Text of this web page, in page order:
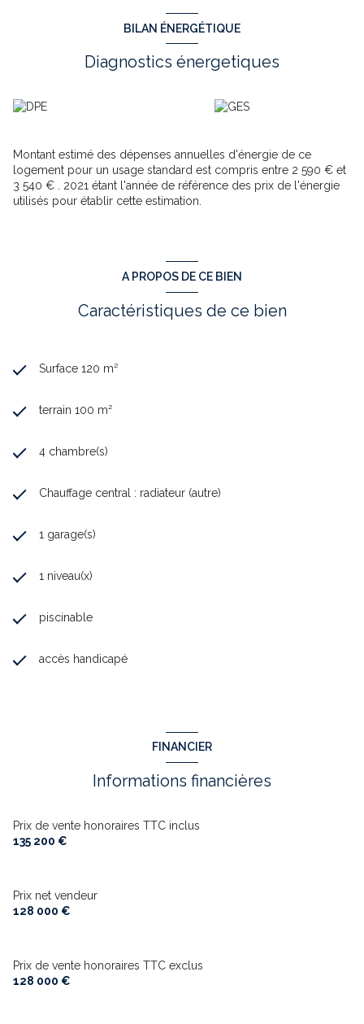
Les informations sur les risques auxquels
ce bien est exposé sont disponibles sur le
site Géorisques :www.georisques.gouv.f
https://www.tower-immobilier.fr/8953-augignac-maison-de-
Les informations sur les risques auxquels ce bien est exposé
sont disponibles sur le site Géorisques
BILAN ÉNERGÉTIQUE
Diagnostics énergetiques
Montant estimé des dépenses annuelles d'énergie de ce
logement pour un usage standard est compris entre 2 590 € et
3 540 € . 2021 étant l'année de référence des prix de l'énergie
utilisés pour établir cette estimation.
A PROPOS DE CE BIEN
Caractéristiques de ce bien
Surface 120 m²
terrain 100 m²
4 chambre(s)
Chauffage central : radiateur (autre)
1 garage(s)
1 niveau(x)
piscinable
accès handicapé
FINANCIER
Informations financières
Prix de vente honoraires TTC inclus
135 200 €
Prix net vendeur
128 000 €
Prix de vente honoraires TTC exclus
128 000 €